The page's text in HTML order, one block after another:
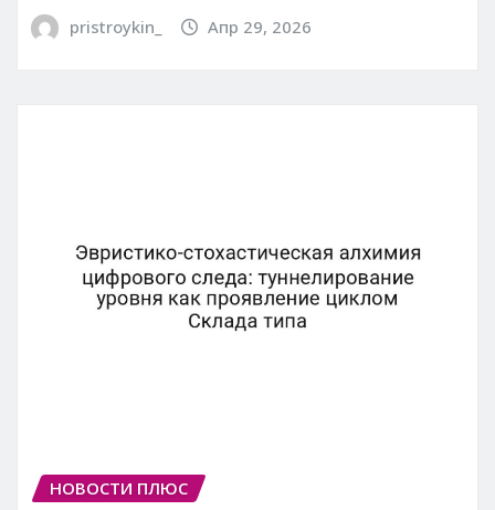
pristroykin_ Апр 29, 2026
НОВОСТИ ПЛЮС